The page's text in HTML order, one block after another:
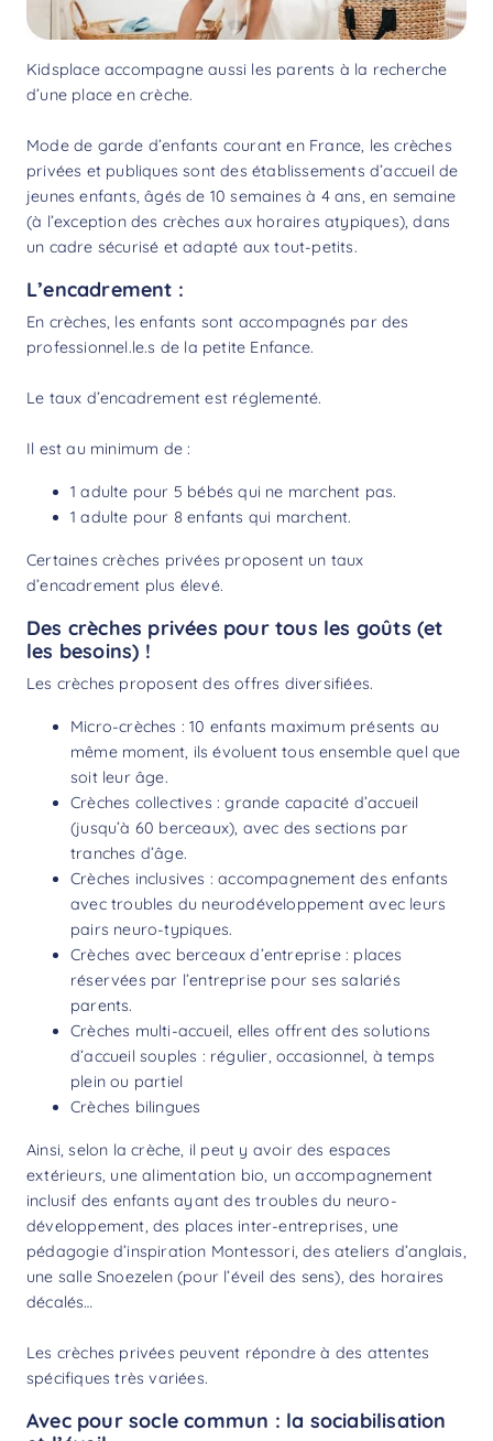
Kidsplace accompagne aussi les parents à la recherche
d’une place en crèche.
Mode de garde d’enfants courant en France, les crèches
privées et publiques sont des établissements d’accueil de
jeunes enfants, âgés de 10 semaines à 4 ans, en semaine
(à l’exception des crèches aux horaires atypiques), dans
un cadre sécurisé et adapté aux tout-petits.
L’encadrement :
En crèches, les enfants sont accompagnés par des
professionnel.le.s de la petite Enfance.
Le taux d’encadrement est réglementé.
Il est au minimum de :
1 adulte pour 5 bébés qui ne marchent pas.
1 adulte pour 8 enfants qui marchent.
Certaines crèches privées proposent un taux
d’encadrement plus élevé.
Des crèches privées pour tous les goûts (et
les besoins) !
Les crèches proposent des offres diversifiées.
Micro-crèches : 10 enfants maximum présents au
même moment, ils évoluent tous ensemble quel que
soit leur âge.
Crèches collectives : grande capacité d’accueil
(jusqu’à 60 berceaux), avec des sections par
tranches d’âge.
Crèches inclusives : accompagnement des enfants
avec troubles du neurodéveloppement avec leurs
pairs neuro-typiques.
Crèches avec berceaux d’entreprise : places
réservées par l’entreprise pour ses salariés
parents.
Crèches multi-accueil, elles offrent des solutions
d’accueil souples : régulier, occasionnel, à temps
plein ou partiel
Crèches bilingues
Ainsi, selon la crèche, il peut y avoir des espaces
extérieurs, une alimentation bio, un accompagnement
inclusif des enfants ayant des troubles du neuro-
développement, des places inter-entreprises, une
pédagogie d’inspiration Montessori, des ateliers d’anglais,
une salle Snoezelen (pour l’éveil des sens), des horaires
décalés…
Les crèches privées peuvent répondre à des attentes
spécifiques très variées.
Avec pour socle commun : la sociabilisation